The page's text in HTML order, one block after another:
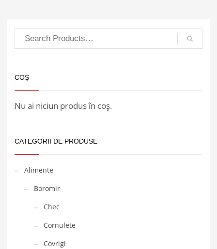
COȘ
Nu ai niciun produs în coș.
CATEGORII DE PRODUSE
Alimente
Boromir
Chec
Cornulete
Covrigi